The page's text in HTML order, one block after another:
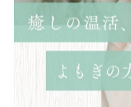
< 前のページ